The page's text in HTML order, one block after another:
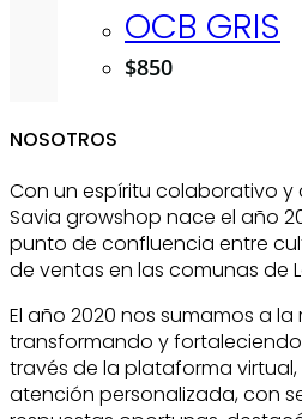
OCB GRIS
$850
NOSOTROS
Con un espíritu colaborativo
Savia growshop nace el año
punto de confluencia entre
de ventas en las comunas de
El año 2020 nos sumamos a
transformando y
través de la plataforma
atención personalizada, con